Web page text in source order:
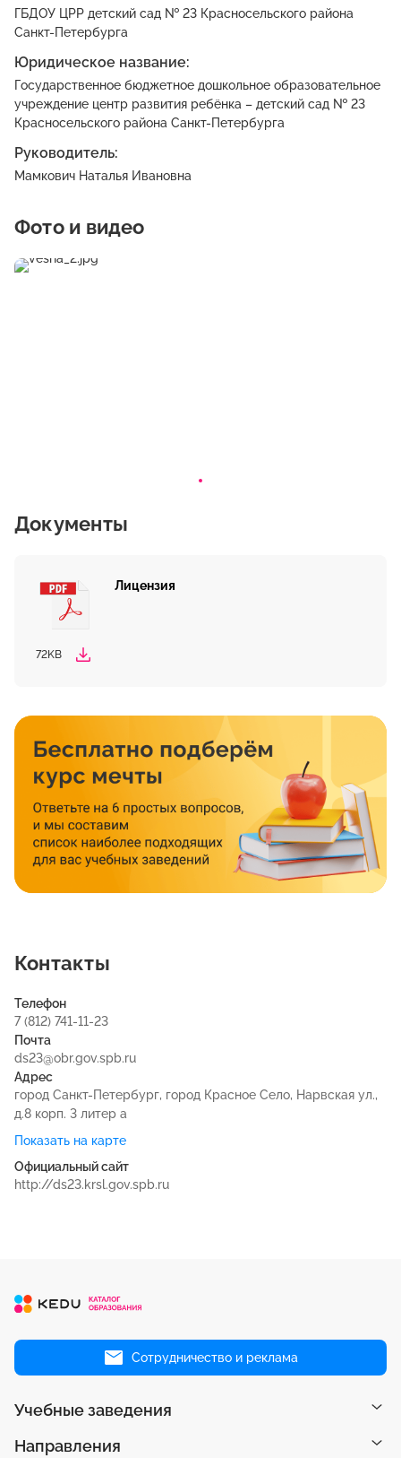
ГБДОУ ЦРР детский сад № 23 Красносельского района
Санкт-Петербурга
Юридическое название:
Государственное бюджетное дошкольное образовательное
учреждение центр развития ребёнка – детский сад № 23
Красносельского района Санкт-Петербурга
Руководитель:
Мамкович Наталья Ивановна
Фото и видео
Документы
Лицензия
72KB
Контакты
Телефон
7 (812) 741-11-23
Почта
ds23@obr.gov.spb.ru
Адрес
город Санкт-Петербург, город Красное Село, Нарвская ул.,
д.8 корп. 3 литер а
Показать на карте
Официальный сайт
http://ds23.krsl.gov.spb.ru
Сотрудничество и реклама
Учебные заведения
Направления